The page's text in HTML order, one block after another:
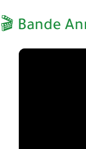
🎬 Bande